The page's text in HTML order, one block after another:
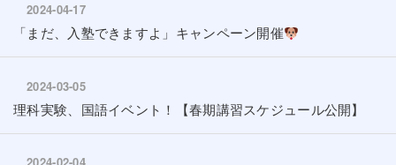
2024-04-17
「まだ、入塾できますよ」キャンペーン開催
2024-03-05
理科実験、国語イベント！【春期講習スケジュール公開】